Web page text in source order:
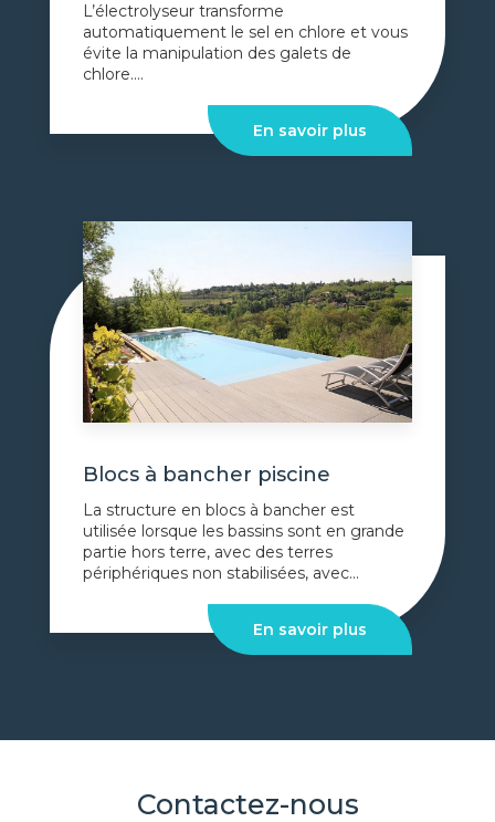
L’électrolyseur transforme
automatiquement le sel en chlore et vous
évite la manipulation des galets de
chlore....
En savoir plus
Blocs à bancher piscine
La structure en blocs à bancher est
utilisée lorsque les bassins sont en grande
partie hors terre, avec des terres
périphériques non stabilisées, avec...
En savoir plus
Contactez-nous